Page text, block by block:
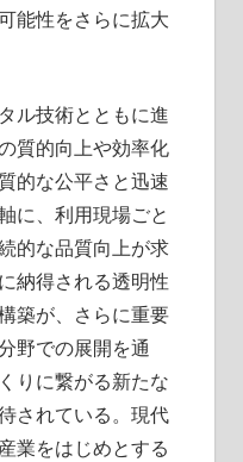
能性をさらに拡大
ル技術とともに進
質的向上や効率化
的な公平さと迅速
に、利用現場ごと
的な品質向上が求
納得される透明性
築が、さらに重要
野での展開を通
りに繋がる新たな
されている。現代
業をはじめとする